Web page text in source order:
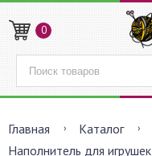
0
Главная Каталог
Наполнитель для игрушек